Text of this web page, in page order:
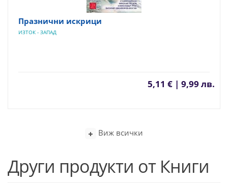
Празнични искрици
ИЗТОК - ЗАПАД
5,11 € | 9,99 лв.
Виж всички
Други продукти от Книги